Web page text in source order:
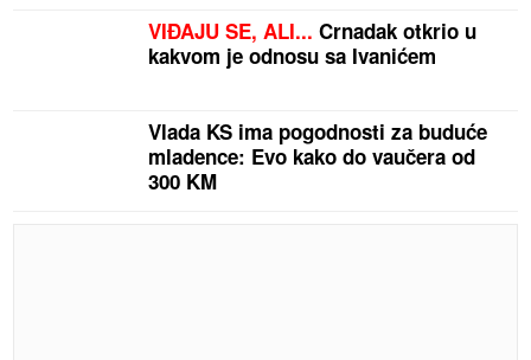
VIĐAJU SE, ALI... Crnadak otkrio u
kakvom je odnosu sa Ivanićem
Vlada KS ima pogodnosti za buduće
mladence: Evo kako do vaučera od
300 KM